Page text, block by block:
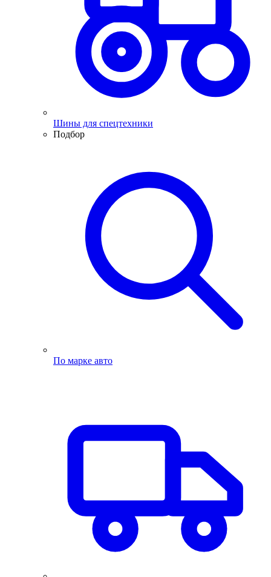
Шины для спецтехники
Подбор
По марке авто